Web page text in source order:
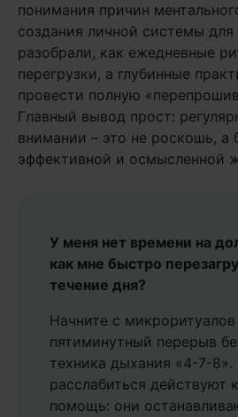
понимания причин
создания личной системы
разобрали, как ежедневные
перегрузки, а глубинные
провести полную
Главный вывод прост:
внимании – это не роскошь, а
эффективной и осмысленной
У меня нет времени на
как мне быстро
течение дня?
Начните с микроритуалов
пятиминутный перерыв
техника дыхания «4-7-
расслабиться действуют
помощь: они